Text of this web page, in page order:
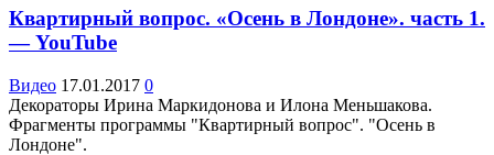
Квартирный вопрос. «Осень в Лондоне». часть 1.
— YouTube
Видео 17.01.2017 0
Декораторы Ирина Маркидонова и Илона Меньшакова.
Фрагменты программы "Квартирный вопрос". "Осень в
Лондоне".